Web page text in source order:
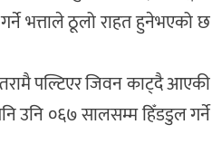
गर्ने भत्ताले ठूलो राहत हुनेभएको छ
पल्टिएर जिवन काट्दै आएकी
उनि ०६७ सालसम्म हिँडडुल गर्ने